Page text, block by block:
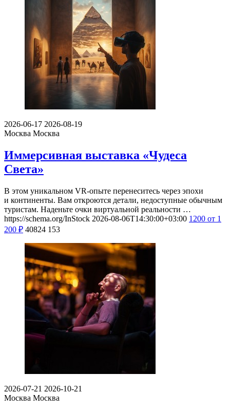
2026-06-17 2026-08-19
Москва Москва
Иммерсивная выставка «Чудеса
Света»
В этом уникальном VR-опыте перенеситесь через эпохи
и континенты. Вам откроются детали, недоступные обычным
туристам. Наденьте очки виртуальной реальности …
https://schema.org/InStock 2026-08-06T14:30:00+03:00 1200 от 1
200 ₽ 40824 153
2026-07-21 2026-10-21
Москва Москва